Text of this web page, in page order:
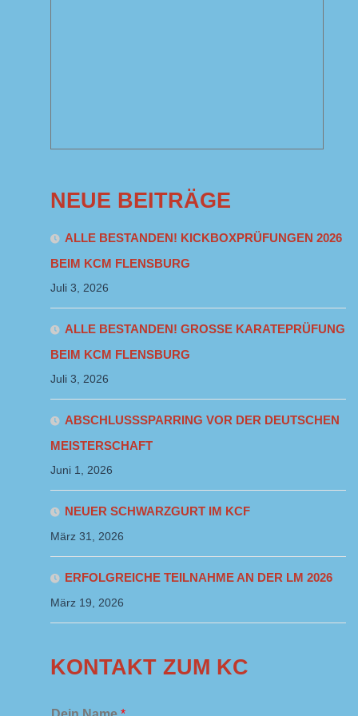
NEUE BEITRÄGE
ALLE BESTANDEN! KICKBOXPRÜFUNGEN 2026
BEIM KCM FLENSBURG
Juli 3, 2026
ALLE BESTANDEN! GROSSE KARATEPRÜFUNG B
EIM KCM FLENSBURG
Juli 3, 2026
ABSCHLUSSSPARRING VOR DER DEUTSCHEN
MEISTERSCHAFT
Juni 1, 2026
NEUER SCHWARZGURT IM KCF
März 31, 2026
ERFOLGREICHE TEILNAHME AN DER LM 2026
März 19, 2026
KONTAKT ZUM KC